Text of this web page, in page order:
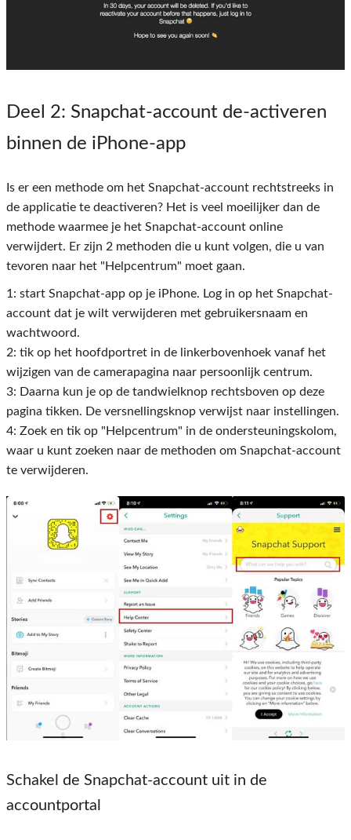
Deel 2: Snapchat-account de-activeren
binnen de iPhone-app
Is er een methode om het Snapchat-account rechtstreeks in
de applicatie te deactiveren? Het is veel moeilijker dan de
methode waarmee je het Snapchat-account online
verwijdert. Er zijn 2 methoden die u kunt volgen, die u van
tevoren naar het "Helpcentrum" moet gaan.
1: start Snapchat-app op je iPhone. Log in op het Snapchat-
account dat je wilt verwijderen met gebruikersnaam en
wachtwoord.
2: tik op het hoofdportret in de linkerbovenhoek vanaf het
wijzigen van de camerapagina naar persoonlijk centrum.
3: Daarna kun je op de tandwielknop rechtsboven op deze
pagina tikken. De versnellingsknop verwijst naar instellingen.
4: Zoek en tik op "Helpcentrum" in de ondersteuningskolom,
waar u kunt zoeken naar de methoden om Snapchat-account
te verwijderen.
Schakel de Snapchat-account uit in de
accountportal